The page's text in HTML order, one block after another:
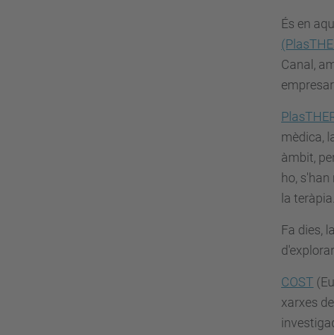
És en
Canal,
mèdica,
àmbit,
ho,
la teràpia.
Fa dies,
COST
xarxes